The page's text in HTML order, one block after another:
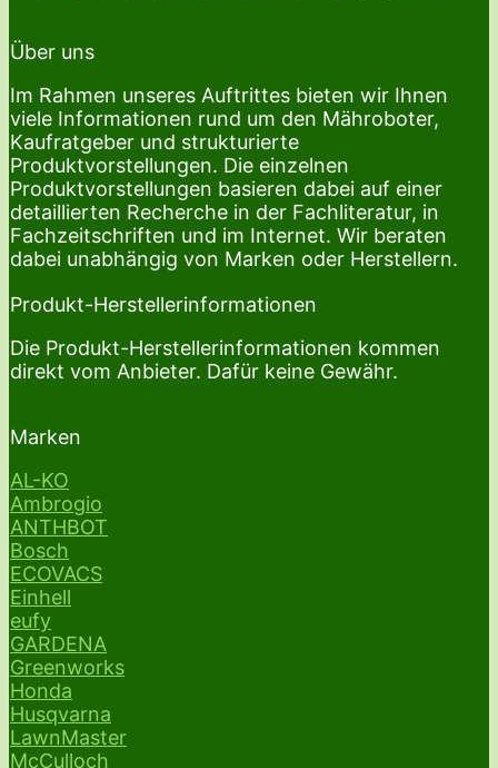
Über uns
Im Rahmen unseres Auftrittes bieten wir Ihnen
viele Informationen rund um den Mähroboter,
Kaufratgeber und strukturierte
Produktvorstellungen. Die einzelnen
Produktvorstellungen basieren dabei auf einer
detaillierten Recherche in der Fachliteratur, in
Fachzeitschriften und im Internet. Wir beraten
dabei unabhängig von Marken oder Herstellern.
Produkt-Herstellerinformationen
Die Produkt-Herstellerinformationen kommen
direkt vom Anbieter. Dafür keine Gewähr.
Marken
AL-KO
Ambrogio
ANTHBOT
Bosch
ECOVACS
Einhell
eufy
GARDENA
Greenworks
Honda
Husqvarna
LawnMaster
McCulloch